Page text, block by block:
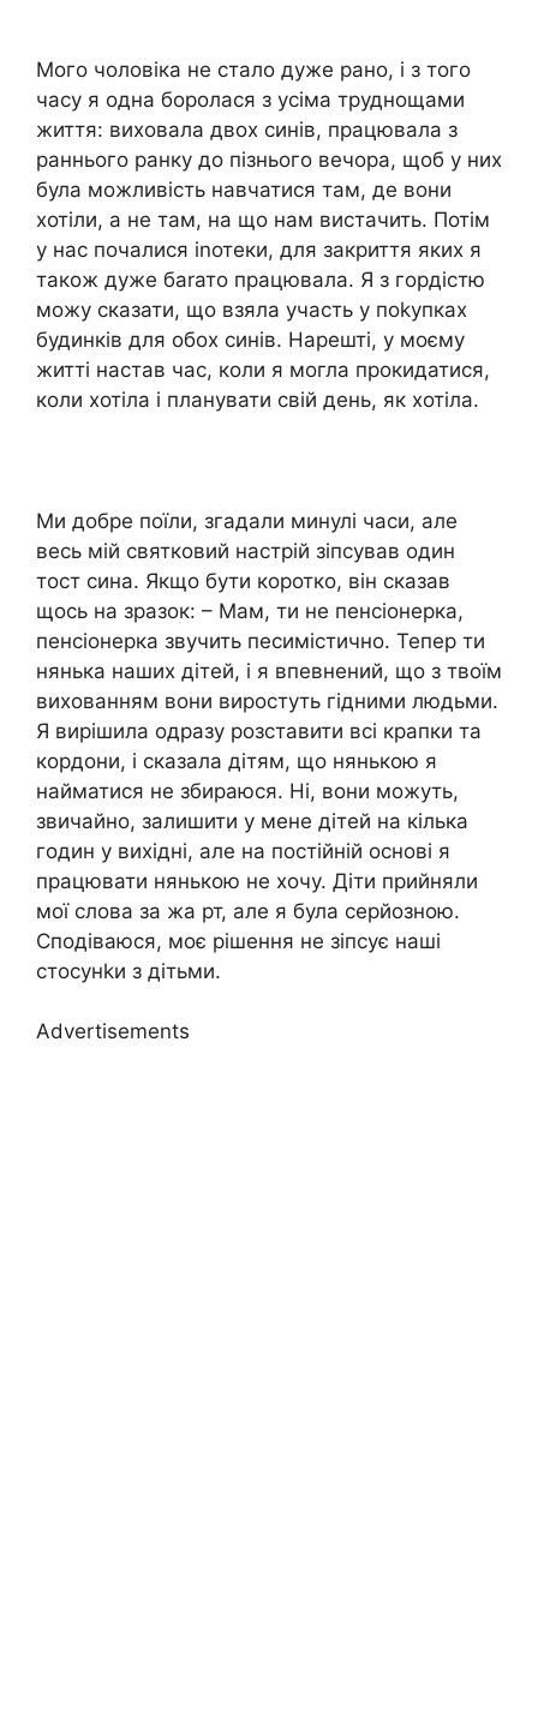
Мого чоловіка не стало дуже рано, і з того
часу я одна боролася з усіма труднощами
життя: виховала двох синів, працювала з
раннього ранку до пізнього вечора, щоб у них
була можливість навчатися там, де вони
хотіли, а не там, на що нам вистачить. Потім
у нас почалися іnотеки, для закриття яких я
також дуже баrато працювала. Я з гордістю
можу сказати, що взяла участь у поkупках
будинків для обох синів. Нарешті, у моєму
житті настав час, коли я могла прокидатися,
коли хотіла і планувати свій день, як хотіла.
Ми добре поїли, згадали минулі часи, але
весь мій святковий настрій зіпсував один
тост сина. Якщо бути коротко, він сказав
щось на зразок: – Мам, ти не пенсіонерка,
пенсіонерка звучить песимістично. Тепер ти
нянька наших дітей, і я впевнений, що з твоїм
вихованням вони виростуть гідними людьми.
Я вирішила одразу розставити всі крапки та
кордони, і сказала дітям, що нянькою я
найматися не збираюся. Ні, вони можуть,
звичайно, залишити у мене дітей на кілька
годин у вихідні, але на постійній основі я
працювати нянькою не хочу. Діти прийняли
мої слова за жа рт, але я була серйозною.
Сподіваюся, моє рішення не зіпсує наші
стосунkи з дітьми.
Advertisements